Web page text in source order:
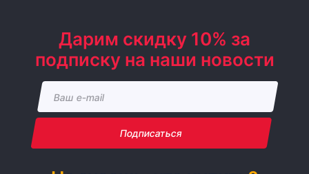
Дарим скидку 10% за
подписку на наши новости
Подписаться